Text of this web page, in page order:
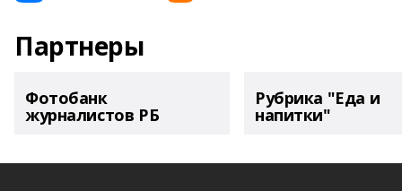
Партнеры
Фотобанк
журналистов РБ
Рубрика "Еда и
напитки"